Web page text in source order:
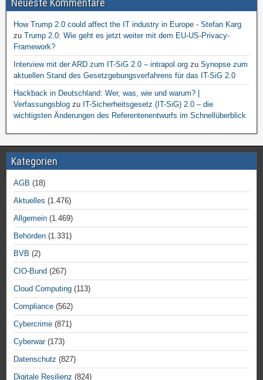
Neueste Kommentare
How Trump 2.0 could affect the IT industry in Europe - Stefan Karg
zu Trump 2.0: Wie geht es jetzt weiter mit dem EU-US-Privacy-
Framework?
Interview mit der ARD zum IT-SiG 2.0 – intrapol.org zu Synopse zum
aktuellen Stand des Gesetzgebungsverfahrens für das IT-SiG 2.0
Hackback in Deutschland: Wer, was, wie und warum? |
Verfassungsblog zu IT-Sicherheitsgesetz (IT-SiG) 2.0 – die
wichtigsten Änderungen des Referentenentwurfs im Schnellüberblick
Kategorien
AGB (18)
Aktuelles (1.476)
Allgemein (1.469)
Behörden (1.331)
BVB (2)
CIO-Bund (267)
Cloud Computing (113)
Compliance (562)
Cybercrime (871)
Cyberwar(173)
Datenschutz (827)
Digitale Resilienz (824)